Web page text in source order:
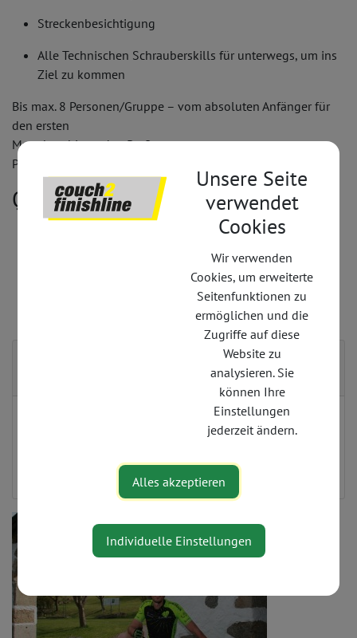
Streckenbesichtigung
Alle Technischen Schrauberskills für unterwegs, um ins
Ziel zu kommen
Bis max. 8 Personen/Gruppe – vom absoluten Anfänger für
den ersten
Marathon bis zu den Profis
Preis: auf Anfrage
Qualifikation:
https://www.radl-schui.at/
Unsere Seite
verwendet
Cookies
Wir verwenden
Cookies, um erweiterte
Seitenfunktionen zu
ermöglichen und die
Zugriffe auf diese
Website zu
analysieren. Sie
können Ihre
Einstellungen
jederzeit ändern.
Alles akzeptieren
Individuelle Einstellungen